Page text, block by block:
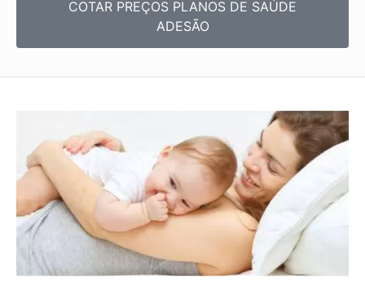
COTAR PREÇOS PLANOS DE SAÚDE
ADESÃO